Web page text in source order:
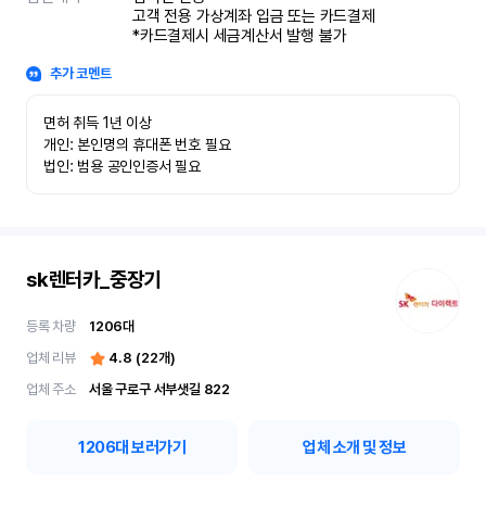
고객 전용 가상계좌 입금 또는 카드결제
*카드결제시 세금계산서 발행 불가
추가 코멘트
면허 취득 1년 이상
개인: 본인명의 휴대폰 번호 필요
법인: 범용 공인인증서 필요
sk렌터카_중장기
등록 차량 1206대
업체 리뷰
4.8 (22개)
업체 주소
서울 구로구 서부샛길 822
1206대 보러가기 업체 소개 및 정보